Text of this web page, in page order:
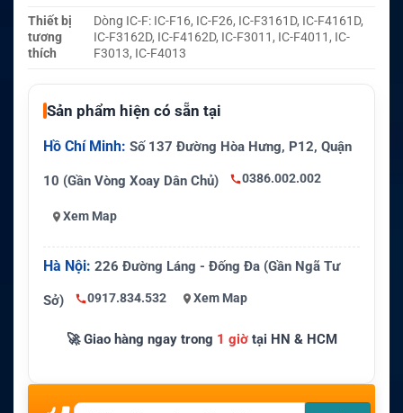
Thiết bị
tương
thích
Dòng IC-F: IC-F16, IC-F26, IC-F3161D, IC-F4161D,
IC-F3162D, IC-F4162D, IC-F3011, IC-F4011, IC-
F3013, IC-F4013
Sản phẩm hiện có sẵn tại
Hồ Chí Minh: Số 137 Đường Hòa Hưng, P12, Quận
10 (Gần Vòng Xoay Dân Chủ) 0386.002.002
Xem Map
Hà Nội: 226 Đường Láng - Đống Đa (Gần Ngã Tư
Sở) 0917.834.532 Xem Map
🚀 Giao hàng ngay trong 1 giờtại HN & HCM